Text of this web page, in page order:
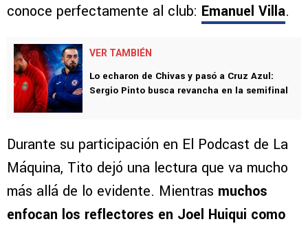
conoce perfectamente al club: Emanuel Villa.
VER TAMBIÉN
Lo echaron de Chivas y pasó a Cruz Azul:
Sergio Pinto busca revancha en la semifinal
Durante su participación en El Podcast de La
Máquina, Tito dejó una lectura que va mucho
más allá de lo evidente. Mientras muchos
enfocan los reflectores en Joel Huiqui como